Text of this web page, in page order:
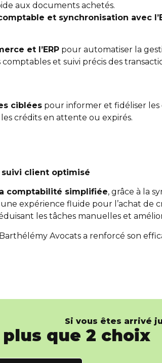
aux documents achetés.
et synchronisation avec
et l’ERP pour automatiser la
et suivi précis des
ciblées pour informer et fidéliser les
crédits en attente ou expirés.
client optimisé
comptabilité simplifiée, grâce à la
expérience fluide pour l’achat de
les tâches manuelles et
Avocats a renforcé son
Si vous êtes arrivé
que 2 choix